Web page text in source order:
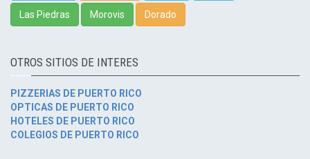
Las Piedras Morovis Dorado
OTROS SITIOS DE INTERES
PIZZERIAS DE PUERTO RICO
OPTICAS DE PUERTO RICO
HOTELES DE PUERTO RICO
COLEGIOS DE PUERTO RICO